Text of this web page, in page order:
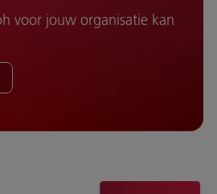
voor jouw organisatie kan